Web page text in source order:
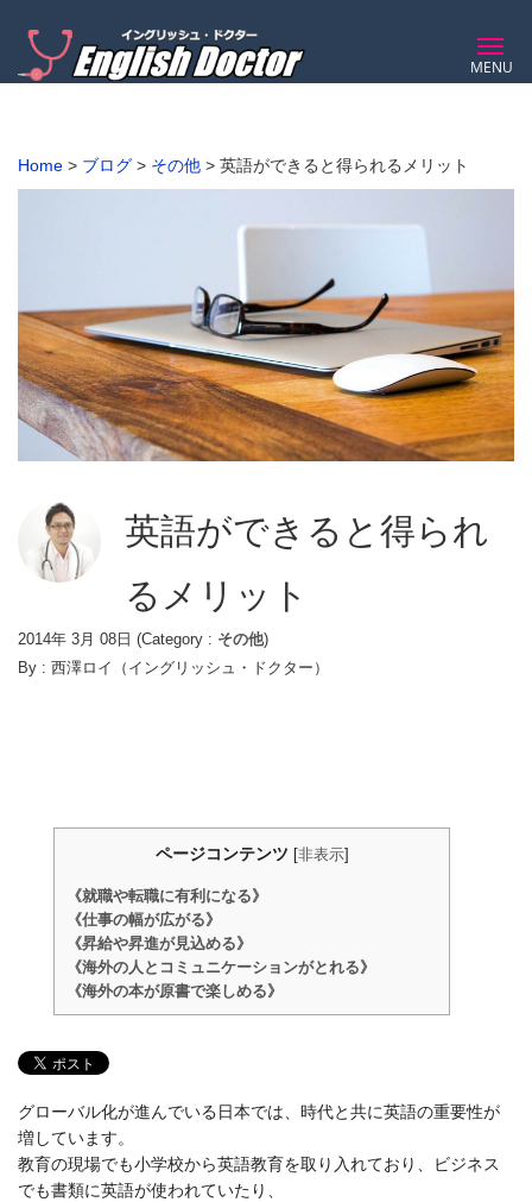
MENU
Home > ブログ > その他 > 英語ができると得られるメリット
英語ができると得られ
るメリット
2014年 3月 08日 (Category : その他)
By : 西澤ロイ（イングリッシュ・ドクター）
ページコンテンツ 非表示]
《就職や転職に有利になる》
《仕事の幅が広がる》
《昇給や昇進が見込める》
《海外の人とコミュニケーションがとれる》
《海外の本が原書で楽しめる》
グローバル化が進んでいる日本では、時代と共に英語の重要性が
増しています。
教育の現場でも小学校から英語教育を取り入れており、ビジネス
でも書類に英語が使われていたり、